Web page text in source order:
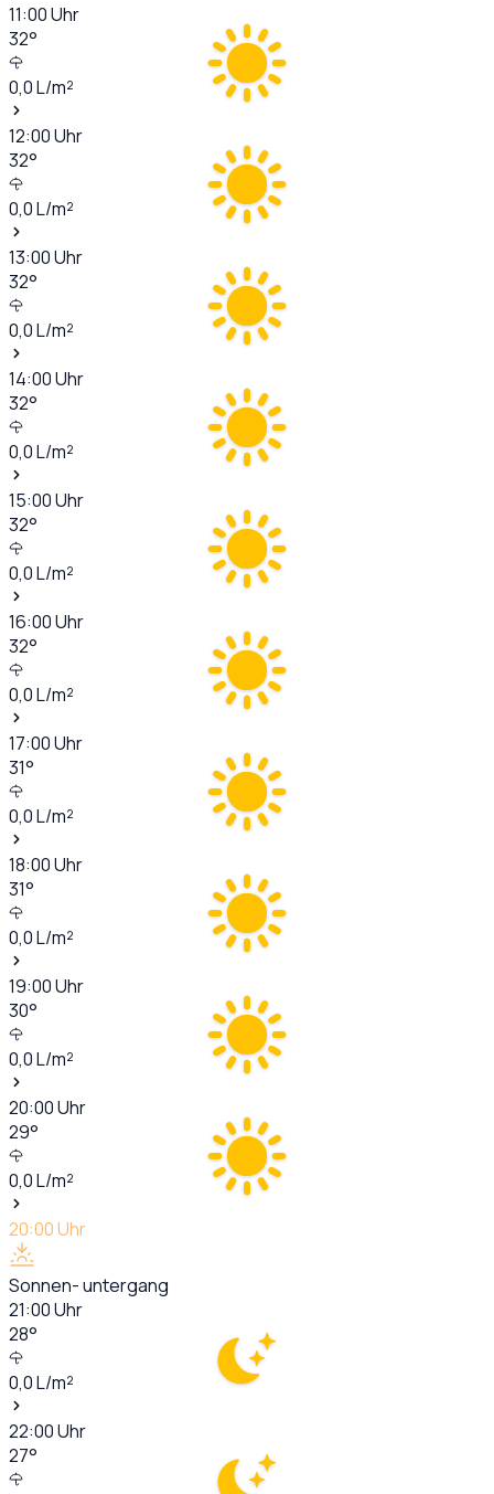
11:00Uhr
32°
0,0L/m²
12:00Uhr
32°
0,0L/m²
13:00Uhr
32°
0,0L/m²
14:00Uhr
32°
0,0L/m²
15:00Uhr
32°
0,0L/m²
16:00Uhr
32°
0,0L/m²
17:00Uhr
31°
0,0L/m²
18:00Uhr
31°
0,0L/m²
19:00Uhr
30°
0,0L/m²
20:00Uhr
29°
0,0L/m²
20:00Uhr
Sonnen- untergang
21:00Uhr
28°
0,0L/m²
22:00Uhr
27°